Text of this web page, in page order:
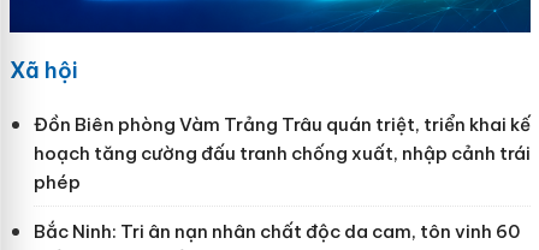
Xã hội
Đồn Biên phòng Vàm Trảng Trâu quán triệt, triển khai kế
hoạch tăng cường đấu tranh chống xuất, nhập cảnh trái
phép
Bắc Ninh: Tri ân nạn nhân chất độc da cam, tôn vinh 60